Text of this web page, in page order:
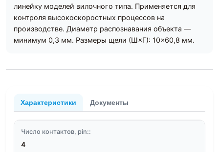
линейку моделей вилочного типа. Применяется для
контроля высокоскоростных процессов на
производстве. Диаметр распознавания объекта —
минимум 0,3 мм. Размеры щели (Ш×Г): 10×60,8 мм.
Характеристики Документы
Число контактов, pin::
4